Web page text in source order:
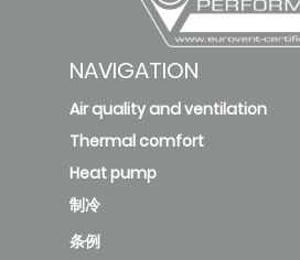
NAVIGATION
Air quality and ventilation
Thermal comfort
Heat pump
制冷
条例